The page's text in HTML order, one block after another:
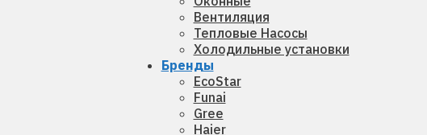
Вентиляция
Тепловые Насосы
Холодильные установки
Бренды
EcoStar
Funai
Gree
Haier